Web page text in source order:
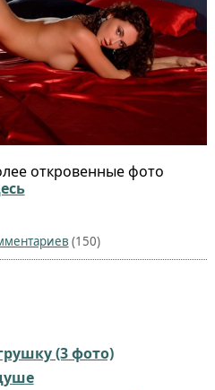
откровенные фото
(150)
(3 фото)